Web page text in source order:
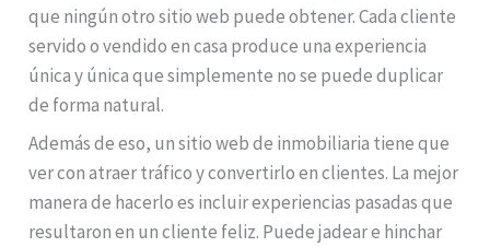
que ningún otro sitio web puede obtener. Cada cliente
servido o vendido en casa produce una experiencia
única y única que simplemente no se puede duplicar
de forma natural.
Además de eso, un sitio web de inmobiliaria tiene que
ver con atraer tráfico y convertirlo en clientes. La mejor
manera de hacerlo es incluir experiencias pasadas que
resultaron en un cliente feliz. Puede jadear e hinchar